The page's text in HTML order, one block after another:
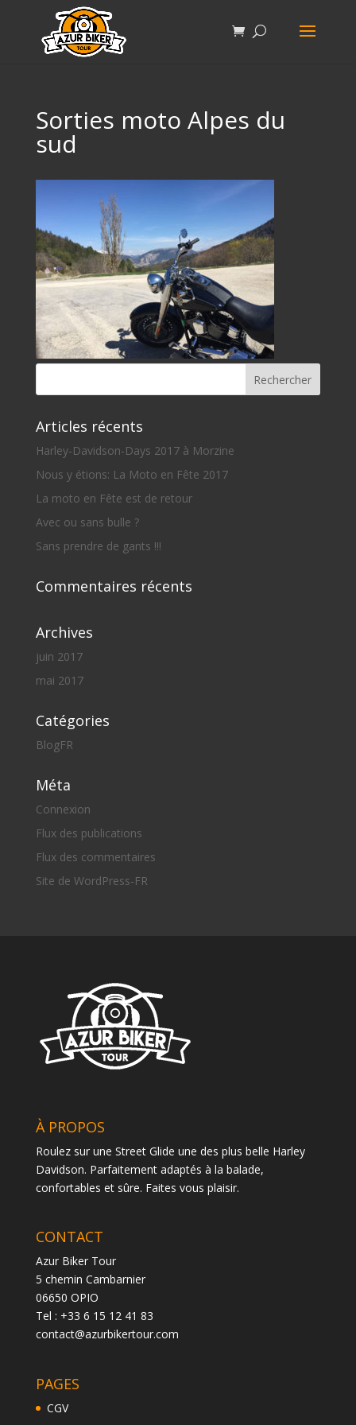
Sorties moto Alpes du
sud
Articles récents
Harley-Davidson-Days 2017 à Morzine
Nous y étions: La Moto en Fête 2017
La moto en Fête est de retour
Avec ou sans bulle ?
Sans prendre de gants !!!
Commentaires récents
Archives
juin 2017
mai 2017
Catégories
BlogFR
Méta
Connexion
Flux des publications
Flux des commentaires
Site de WordPress-FR
À PROPOS
Roulez sur une Street Glide une des plus belle Harley
Davidson. Parfaitement adaptés à la balade,
confortables et sûre. Faites vous plaisir.
CONTACT
Azur Biker Tour
5 chemin Cambarnier
06650 OPIO
Tel : +33 6 15 12 41 83
contact@azurbikertour.com
PAGES
CGV